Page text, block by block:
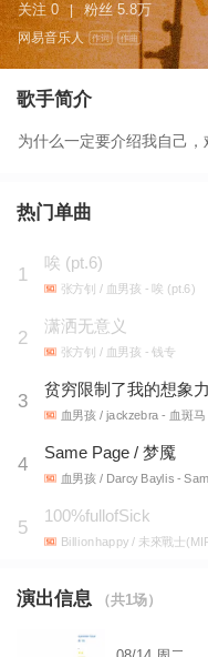
关注 0 | 粉丝 5.8万
网易音乐人 作词 作曲
歌手简介
为什么一定要介绍我自己
热门单曲
1
唉 (pt.6)
张方钊 / 血男孩 - 唉 (pt.6)
2
潇洒无意义
张方钊 / 血男孩 - 钱专
3
贫穷限制了我的想象力
血男孩 / jackzebra - 血斑马
4
Same Page / 梦魇
血男孩 / Darcy Baylis -
5
100%fullofSick
Billionhappy / 未來戰士
演出信息 （共1场）